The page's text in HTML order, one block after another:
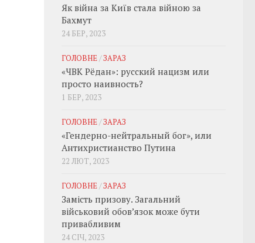
Як війна за Київ стала війною за
Бахмут
24 БЕР, 2023
ГОЛОВНЕ/ЗАРАЗ
«ЧВК Рёдан»: русский нацизм или
просто наивность?
1 БЕР, 2023
ГОЛОВНЕ/ЗАРАЗ
«Гендерно-нейтральный бог», или
Антихристианство Путина
22 ЛЮТ, 2023
ГОЛОВНЕ/ЗАРАЗ
Замість призову. Загальний
військовий обовʼязок може бути
привабливим
24 СІЧ, 2023